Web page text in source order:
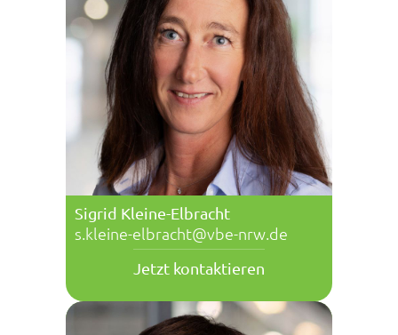
Sigrid Kleine-Elbracht
s.kleine-elbracht@vbe-nrw.de
Jetzt kontaktieren